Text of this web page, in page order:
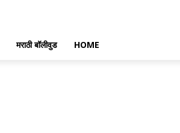
मराठी बॉलीवुड HOME